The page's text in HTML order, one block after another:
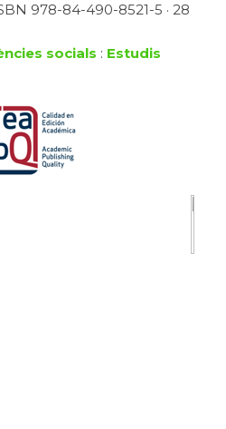
978-84-490-8521-5 · 28
socials : Estudis